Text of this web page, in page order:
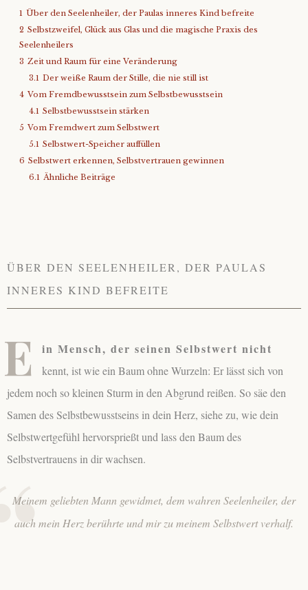
About
Contact
1 Über den Seelenheiler, der Paulas inneres Kind befreite
2 Selbstzweifel, Glück aus Glas und die magische Praxis des
Seelenheilers
3 Zeit und Raum für eine Veränderung
3.1 Der weiße Raum der Stille, die nie still ist
4 Vom Fremdbewusstsein zum Selbstbewusstsein
4.1 Selbstbewusstsein stärken
5 Vom Fremdwert zum Selbstwert
5.1 Selbstwert-Speicher auffüllen
6 Selbstwert erkennen, Selbstvertrauen gewinnen
6.1 Ähnliche Beiträge
ÜBER DEN SEELENHEILER, DER PAULAS
INNERES KIND BEFREITE
E in Mensch, der seinen Selbstwert nicht
kennt, ist wie ein Baum ohne Wurzeln: Er lässt sich von
jedem noch so kleinen Sturm in den Abgrund reißen. So säe den
Samen des Selbstbewusstseins in dein Herz, siehe zu, wie dein
Selbstwertgefühl hervorsprießt und lass den Baum des
Selbstvertrauens in dir wachsen.
Meinem geliebten Mann gewidmet, dem wahren Seelenheiler, der
auch mein Herz berührte und mir zu meinem Selbstwert verhalf.